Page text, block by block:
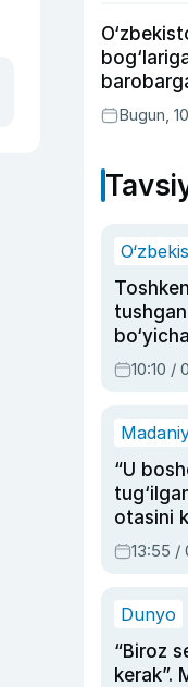
Bugun,
hukmi
10:10 /
“U
otasini
dublyaj
13:55 /
Dunyo
“Biroz
kerak”.